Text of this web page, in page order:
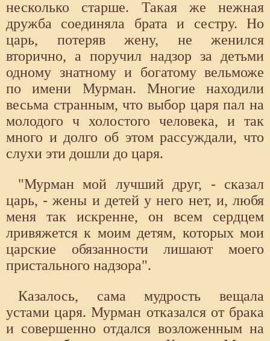
несколько старше. Такая же нежная
дружба соединяла брата и сестру. Но
царь, потеряв жену, не женился
вторично, а поручил надзор за детьми
одному знатному и богатому вельможе
по имени Мурман. Многие находили
весьма странным, что выбор царя пал на
молодого ч холостого человека, и так
много и долго об этом рассуждали, что
слухи эти дошли до царя.
"Мурман мой лучший друг, - сказал
царь, - жены и детей у него нет, и, любя
меня так искренне, он всем сердцем
лривяжется к моим детям, которых мои
царские обязанности лишают моего
пристального надзора".
Казалось, сама мудрость вещала
устами царя. Мурман отказался от брака
и совершенно отдался возложенным на